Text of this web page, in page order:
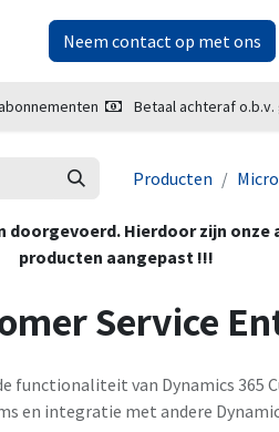
Neem contact op met ons
Betaal achteraf o.b.v.
Producten
Hierdoor zijn
producten aangepast !!!
Service
functionaliteit van Dynamics
en integratie met andere